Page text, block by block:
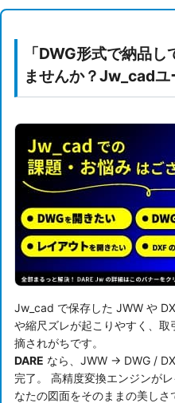
「DWG形式で納品
ませんか？Jw_cad
Jw_cad で保存した JWW や
や縮尺ズレが起こりやすく、
摘されがちです。
DARE なら、JWW → DWG /
完了。 高精度変換エンジンが
なたの図面をそのままの美しさ